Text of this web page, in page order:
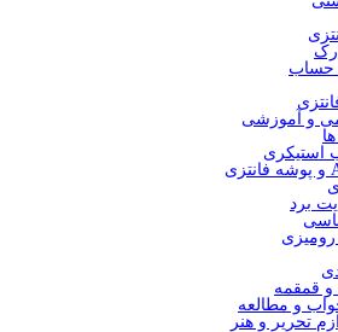
حساب
و آموزشی
استیکری
برد
قمقمه
و مطالعه
تحریر و هنر